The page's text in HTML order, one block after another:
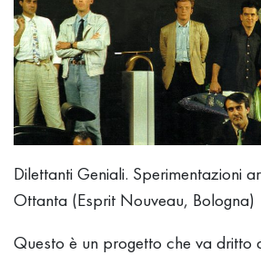
Dilettanti Geniali. Sperimentazioni
Ottanta (Esprit Nouveau, Bologna)
Questo è un progetto che va dritto